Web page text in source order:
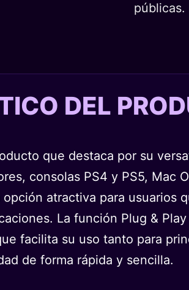
públicas.
DEL
que destaca por su
consolas PS4 y PS5, Mac
atractiva para usuarios
La función Plug &
facilita su uso tanto para
de forma rápida y sencilla.